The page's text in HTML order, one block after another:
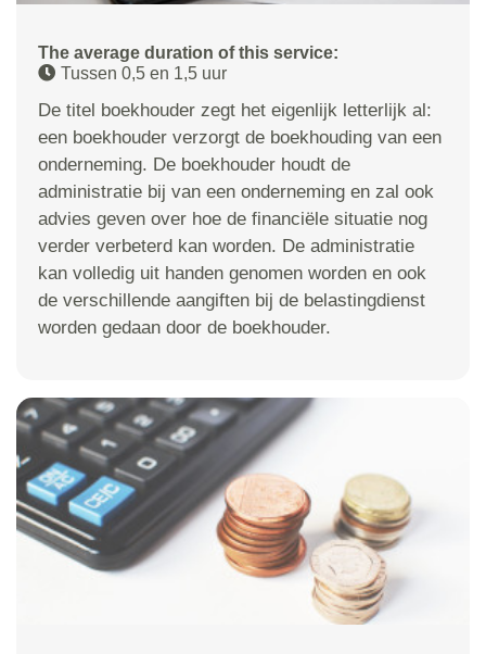
The average duration of this service:
Tussen 0,5 en 1,5 uur
De titel boekhouder zegt het eigenlijk letterlijk al:
een boekhouder verzorgt de boekhouding van een
onderneming. De boekhouder houdt de
administratie bij van een onderneming en zal ook
advies geven over hoe de financiële situatie nog
verder verbeterd kan worden. De administratie
kan volledig uit handen genomen worden en ook
de verschillende aangiften bij de belastingdienst
worden gedaan door de boekhouder.